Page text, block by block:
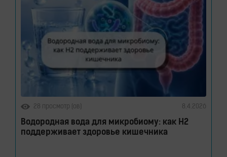
28 просмотр (ов) 8.4.2026
Водородная вода для микробиому: как H2
поддерживает здоровье кишечника